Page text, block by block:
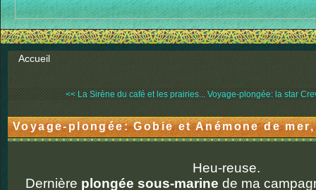
Accueil
<< La Sirène du café et les prairies... Voyage-plongée: la star
Voyage-plongée: Gobie et Anémone de
Heu-reuse.
Dernière plongée sous-marine de ma